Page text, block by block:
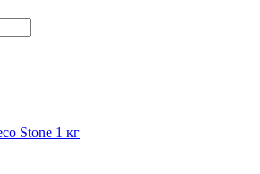
Stone 1 кг